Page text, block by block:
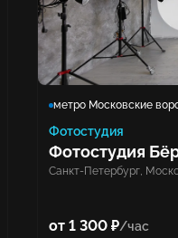
метро Московские
Фотостудия
Фотостудия
Санкт-Петербург,
от 1 300 ₽/час